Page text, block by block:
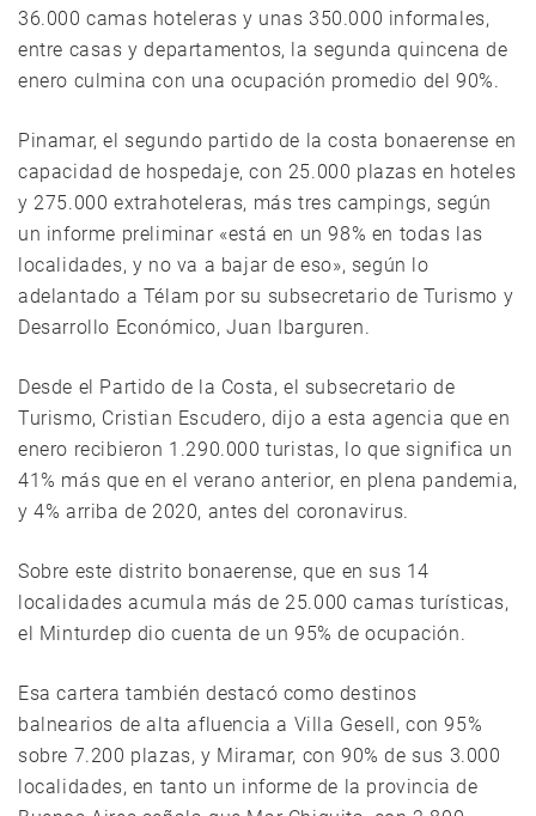
36.000 camas hoteleras y unas 350.000 informales,
entre casas y departamentos, la segunda quincena de
enero culmina con una ocupación promedio del 90%.
Pinamar, el segundo partido de la costa bonaerense en
capacidad de hospedaje, con 25.000 plazas en hoteles
y 275.000 extrahoteleras, más tres campings, según
un informe preliminar «está en un 98% en todas las
localidades, y no va a bajar de eso», según lo
adelantado a Télam por su subsecretario de Turismo y
Desarrollo Económico, Juan Ibarguren.
Desde el Partido de la Costa, el subsecretario de
Turismo, Cristian Escudero, dijo a esta agencia que en
enero recibieron 1.290.000 turistas, lo que significa un
41% más que en el verano anterior, en plena pandemia,
y 4% arriba de 2020, antes del coronavirus.
Sobre este distrito bonaerense, que en sus 14
localidades acumula más de 25.000 camas turísticas,
el Minturdep dio cuenta de un 95% de ocupación.
Esa cartera también destacó como destinos
balnearios de alta afluencia a Villa Gesell, con 95%
sobre 7.200 plazas, y Miramar, con 90% de sus 3.000
localidades, en tanto un informe de la provincia de